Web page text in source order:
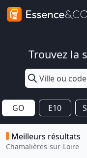
Trouvez la
GO E10
Meilleurs résultats
Chamalières-sur-Loire